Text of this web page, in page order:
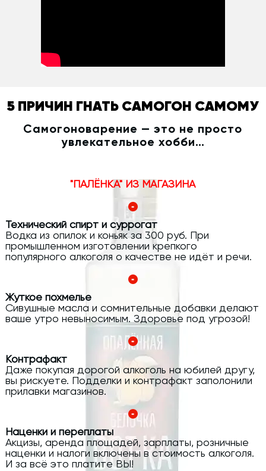
5 ПРИЧИН ГНАТЬ САМОГОН САМОМУ
Самогоноварение — это не просто
увлекательное хобби…
"ПАЛЁНКА" ИЗ МАГАЗИНА
Технический спирт и суррогат
Водка из опилок и коньяк за 300 руб. При
промышленном изготовлении крепкого
популярного алкоголя о качестве не идёт и речи.
Жуткое похмелье
Сивушные масла и сомнительные добавки делают
ваше утро невыносимым. Здоровье под угрозой!
Контрафакт
Даже покупая дорогой алкоголь на юбилей другу,
вы рискуете. Подделки и контрафакт заполонили
прилавки магазинов.
Наценки и переплаты
Акцизы, аренда площадей, зарплаты, розничные
наценки и налоги включены в стоимость алкоголя.
И за всё это платите ВЫ!